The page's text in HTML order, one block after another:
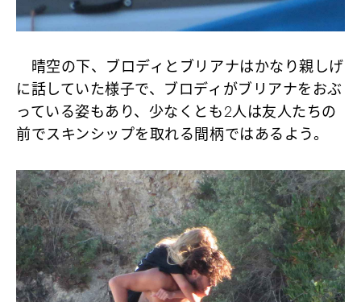
晴空の下、ブロディとブリアナはかなり親しげ
に話していた様子で、ブロディがブリアナをおぶ
っている姿もあり、少なくとも2人は友人たちの
前でスキンシップを取れる間柄ではあるよう。